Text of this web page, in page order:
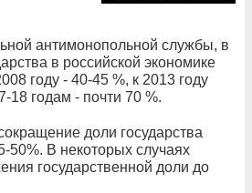
антимонопольной службы, в
в российской экономике
году - 40-45 %, к 2013 году
18 годам - почти 70 %.
доли государства
50%. В некоторых случаях
государственной доли до